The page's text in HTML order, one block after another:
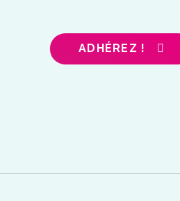
ADHÉREZ !